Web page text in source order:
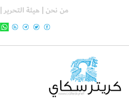
من نحن | هيئة التحرير |